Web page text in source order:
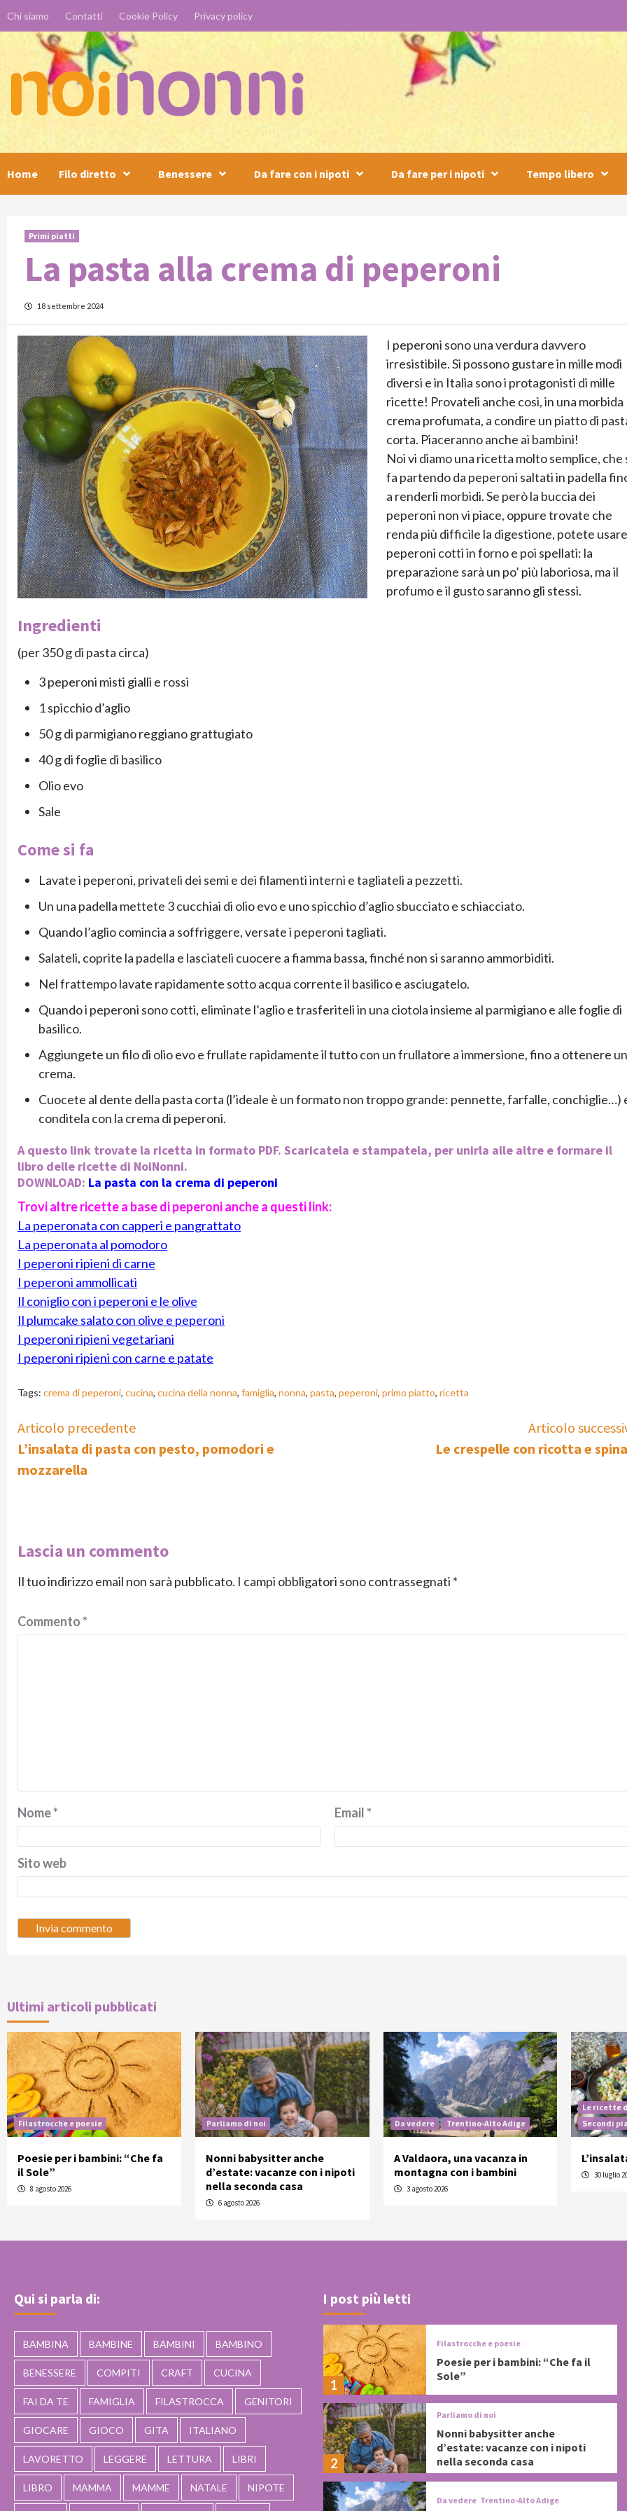
content
Chi siamo Contatti Cookie Policy Privacy policy
Home Filo diretto Benessere Da fare con i nipoti Da fare per i nipoti Tempo libero
Primi piatti
La pasta alla crema di peperoni
18 settembre 2024
I peperoni sono una verdura davvero
irresistibile. Si possono gustare in mille modi
diversi e in Italia sono i protagonisti di mille
ricette! Provateli anche così, in una morbida
crema profumata, a condire un piatto di
corta. Piaceranno anche ai bambini!
Noi vi diamo una ricetta molto semplice, che
fa partendo da peperoni saltati in padella
a renderli morbidi. Se però la buccia dei
peperoni non vi piace, oppure trovate che
renda più difficile la digestione, potete usare
peperoni cotti in forno e poi spellati: la
preparazione sarà un po’ più laboriosa, ma il
profumo e il gusto saranno gli stessi.
Ingredienti
(per 350 g di pasta circa)
3 peperoni misti gialli e rossi
1 spicchio d’aglio
50 g di parmigiano reggiano grattugiato
40 g di foglie di basilico
Olio evo
Sale
Come si fa
Lavate i peperoni, privateli dei semi e dei filamenti interni e tagliateli a pezzetti.
Un una padella mettete 3 cucchiai di olio evo e uno spicchio d’aglio sbucciato e schiacciato.
Quando l’aglio comincia a soffriggere, versate i peperoni tagliati.
Salateli, coprite la padella e lasciateli cuocere a fiamma bassa, finché non si saranno ammorbiditi.
Nel frattempo lavate rapidamente sotto acqua corrente il basilico e asciugatelo.
Quando i peperoni sono cotti, eliminate l’aglio e trasferiteli in una ciotola insieme al parmigiano e alle foglie di
basilico.
Aggiungete un filo di olio evo e frullate rapidamente il tutto con un frullatore a immersione, fino a ottenere
crema.
Cuocete al dente della pasta corta (l’ideale è un formato non troppo grande: pennette, farfalle, conchiglie…)
conditela con la crema di peperoni.
A questo link trovate la ricetta in formato PDF. Scaricatela e stampatela, per unirla alle altre e formare il
libro delle ricette di NoiNonni.
DOWNLOAD: La pasta con la crema di peperoni
Trovi altre ricette a base di peperoni anche a questi link:
La peperonata con capperi e pangrattato
La peperonata al pomodoro
I peperoni ripieni di carne
I peperoni ammollicati
Il coniglio con i peperoni e le olive
Il plumcake salato con olive e peperoni
I peperoni ripieni vegetariani
I peperoni ripieni con carne e patate
Tags: crema di peperoni, cucina, cucina della nonna, famiglia, nonna, pasta, peperoni, primo piatto, ricetta
Continue
Reading
Articolo precedente
L’insalata di pasta con pesto, pomodori e
mozzarella
Articolo
Le crespelle con ricotta e
Lascia un commento
Il tuo indirizzo email non sarà pubblicato. I campi obbligatori sono contrassegnati *
Commento*
Nome* Email*
Sito web
Ultimi articoli pubblicati
Filastrocche e poesie
Poesie per i bambini: “Che fa
il Sole”
8 agosto 2026
Parliamo di noi
Nonni babysitter anche
d’estate: vacanze con i nipoti
nella seconda casa
6 agosto 2026
Da vedere Trentino-Alto Adige
A Valdaora, una vacanza in
montagna con i bambini
3 agosto 2026
Le ricette
Secondi
30 luglio
Qui si parla di:
BAMBINA BAMBINE BAMBINI BAMBINO
BENESSERE COMPITI CRAFT CUCINA
FAI DA TE FAMIGLIA FILASTROCCA GENITORI
GIOCARE GIOCO GITA ITALIANO
LAVORETTO LEGGERE LETTURA LIBRI
LIBRO MAMMA MAMME NATALE NIPOTE
I post più letti
1
Filastrocche e poesie
Poesie per i bambini: “Che fa il
Sole”
2
Parliamo di noi
Nonni babysitter anche
d’estate: vacanze con i nipoti
nella seconda casa
Da vedere Trentino-Alto Adige